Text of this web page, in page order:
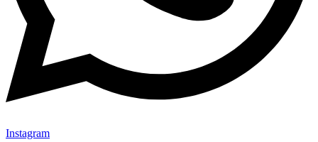
Instagram